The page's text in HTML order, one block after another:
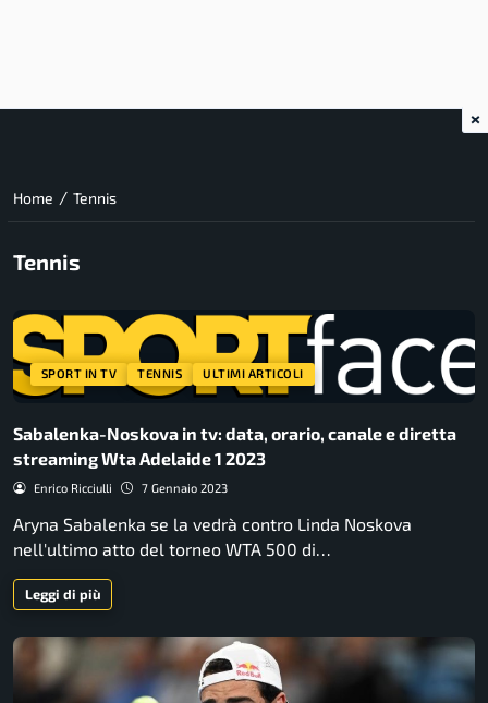
Home / Tennis
Tennis
SPORT IN TV TENNIS ULTIMI ARTICOLI
Sabalenka-Noskova in tv: data, orario, canale e diretta
streaming Wta Adelaide 1 2023
Enrico Ricciulli 7 Gennaio 2023
Aryna Sabalenka se la vedrà contro Linda Noskova
nell'ultimo atto del torneo WTA 500 di…
Leggi di più
×